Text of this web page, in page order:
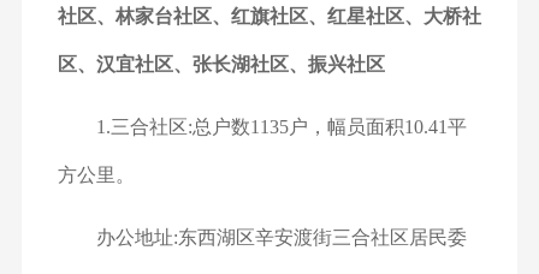
社区、林家台社区、红旗社区、红星社区、大桥社
区、汉宜社区、张长湖社区、振兴社区
1.三合社区:总户数1135户，幅员面积10.41平
方公里。
办公地址:东西湖区辛安渡街三合社区居民委